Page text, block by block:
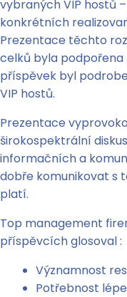
vybraných VIP hostů
konkrétních
Prezentace těchto
celků byla podpořena
příspěvek byl
VIP hostů.
Prezentace
širokospektrální
informačních a
dobře komunikovat s
platí.
Top management
příspěvcích glosoval :
Významnost
Potřebnost